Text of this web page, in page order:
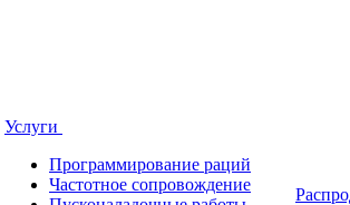
Услуги
Программирование раций
Частотное сопровождение